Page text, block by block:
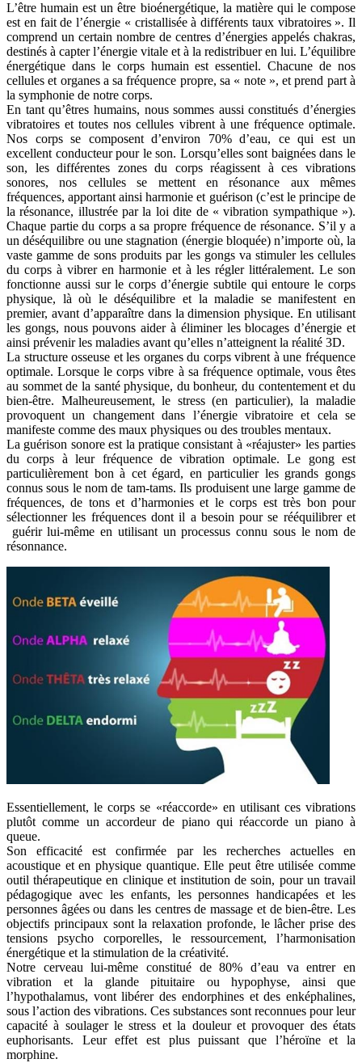
L’être humain est un être bioénergétique, la matière qui le compose
est en fait de l’énergie « cristallisée à différents taux vibratoires ». Il
comprend un certain nombre de centres d’énergies appelés chakras,
destinés à capter l’énergie vitale et à la redistribuer en lui. L’équilibre
énergétique dans le corps humain est essentiel. Chacune de nos
cellules et organes a sa fréquence propre, sa « note », et prend part à
la symphonie de notre corps.
En tant qu’êtres humains, nous sommes aussi constitués d’énergies
vibratoires et toutes nos cellules vibrent à une fréquence optimale.
Nos corps se composent d’environ 70% d’eau, ce qui est un
excellent conducteur pour le son. Lorsqu’elles sont baignées dans le
son, les différentes zones du corps réagissent à ces vibrations
sonores, nos cellules se mettent en résonance aux mêmes
fréquences, apportant ainsi harmonie et guérison (c’est le principe de
la résonance, illustrée par la loi dite de « vibration sympathique »).
Chaque partie du corps a sa propre fréquence de résonance. S’il y a
un déséquilibre ou une stagnation (énergie bloquée) n’importe où, la
vaste gamme de sons produits par les gongs va stimuler les cellules
du corps à vibrer en harmonie et à les régler littéralement. Le son
fonctionne aussi sur le corps d’énergie subtile qui entoure le corps
physique, là où le déséquilibre et la maladie se manifestent en
premier, avant d’apparaître dans la dimension physique. En utilisant
les gongs, nous pouvons aider à éliminer les blocages d’énergie et
ainsi prévenir les maladies avant qu’elles n’atteignent la réalité 3D.
La structure osseuse et les organes du corps vibrent à une fréquence
optimale. Lorsque le corps vibre à sa fréquence optimale, vous êtes
au sommet de la santé physique, du bonheur, du contentement et du
bien-être. Malheureusement, le stress (en particulier), la maladie
provoquent un changement dans l’énergie vibratoire et cela se
manifeste comme des maux physiques ou des troubles mentaux.
La guérison sonore est la pratique consistant à «réajuster» les parties
du corps à leur fréquence de vibration optimale. Le gong est
particulièrement bon à cet égard, en particulier les grands gongs
connus sous le nom de tam-tams. Ils produisent une large gamme de
fréquences, de tons et d’harmonies et le corps est très bon pour
sélectionner les fréquences dont il a besoin pour se rééquilibrer et
guérir lui-même en utilisant un processus connu sous le nom de
résonnance.
Essentiellement, le corps se «réaccorde» en utilisant ces vibrations
plutôt comme un accordeur de piano qui réaccorde un piano à
queue.
Son efficacité est confirmée par les recherches actuelles en
acoustique et en physique quantique. Elle peut être utilisée comme
outil thérapeutique en clinique et institution de soin, pour un travail
pédagogique avec les enfants, les personnes handicapées et les
personnes âgées ou dans les centres de massage et de bien-être. Les
objectifs principaux sont la relaxation profonde, le lâcher prise des
tensions psycho corporelles, le ressourcement, l’harmonisation
énergétique et la stimulation de la créativité.
Notre cerveau lui-même constitué de 80% d’eau va entrer en
vibration et la glande pituitaire ou hypophyse, ainsi que
l’hypothalamus, vont libérer des endorphines et des enképhalines,
sous l’action des vibrations. Ces substances sont reconnues pour leur
capacité à soulager le stress et la douleur et provoquer des états
euphorisants. Leur effet est plus puissant que l’héroïne et la
morphine.